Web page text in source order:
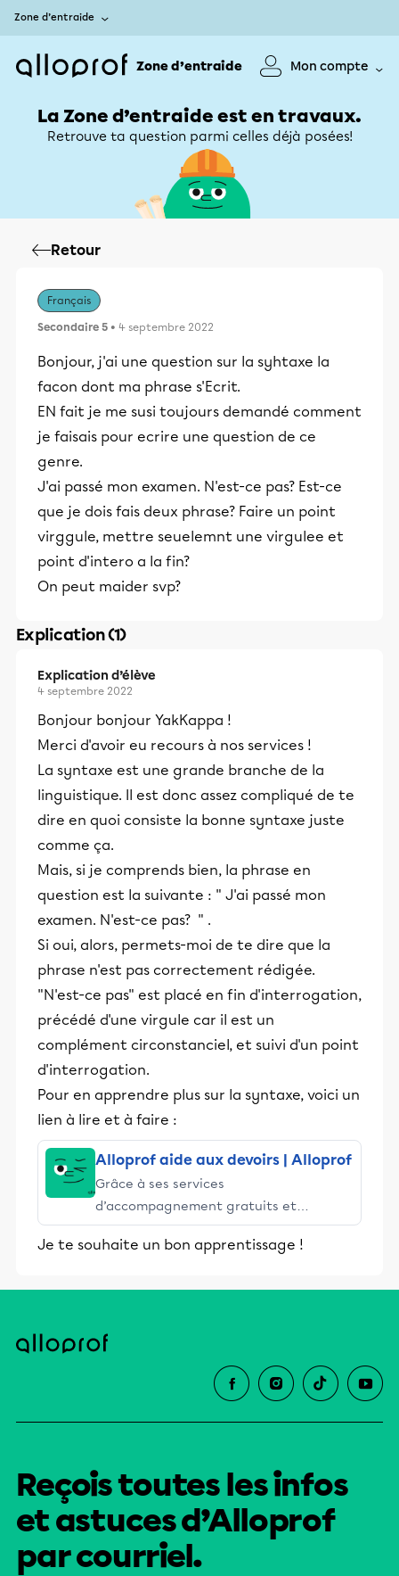
Zone d’entraide
Zone d’entraide Mon compte
La Zone d’entraide est en travaux.
Retrouve ta question parmi celles déjà posées!
Retour
Français
Secondaire 5 • 4 septembre 2022
Bonjour, j'ai une question sur la syhtaxe la
facon dont ma phrase s'Ecrit.
EN fait je me susi toujours demandé comment
je faisais pour ecrire une question de ce
genre.
J'ai passé mon examen. N'est-ce pas? Est-ce
que je dois fais deux phrase? Faire un point
virggule, mettre seuelemnt une virgulee et
point d'intero a la fin?
On peut maider svp?
Explication (1)
Explication d’élève
4 septembre 2022
Bonjour bonjour YakKappa !
Merci d'avoir eu recours à nos services !
La syntaxe est une grande branche de la
linguistique. Il est donc assez compliqué de te
dire en quoi consiste la bonne syntaxe juste
comme ça.
Mais, si je comprends bien, la phrase en
question est la suivante : " J'ai passé mon
examen. N'est-ce pas? " .
Si oui, alors, permets-moi de te dire que la
phrase n'est pas correctement rédigée.
"N'est-ce pas" est placé en fin d'interrogation,
précédé d'une virgule car il est un
complément circonstanciel, et suivi d'un point
d'interrogation.
Pour en apprendre plus sur la syntaxe, voici un
lien à lire et à faire :
Alloprof aide aux devoirs | Alloprof
Grâce à ses services
d’accompagnement gratuits et
stimulants, Alloprof engage les élèves
et leurs parents dans la réussite
Je te souhaite un bon apprentissage !
Reçois toutes les infos
et astuces d’Alloprof
par courriel.